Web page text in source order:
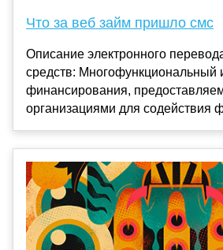
Что за веб займ пришло смс
Описание электронного
средств: Многофункциональный
финансирования,
организациями для содействия